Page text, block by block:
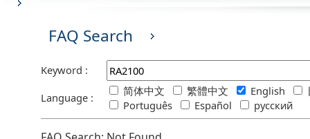
FAQ Search
Keyword :
Language :
简体中文 繁體中文 English
Português
Español русский